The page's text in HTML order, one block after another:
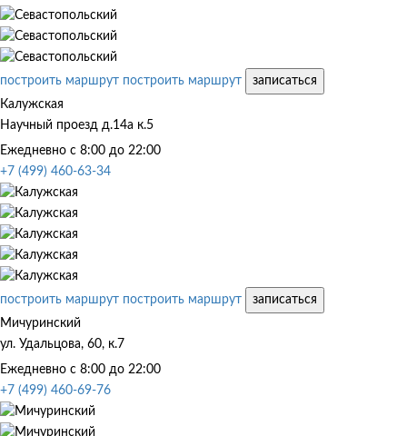
построить маршрут построить маршрут
записаться
Калужская
Научный проезд д.14а к.5
Ежедневно с 8:00 до 22:00
+7 (499) 460-63-34
построить маршрут построить маршрут
записаться
Мичуринский
ул. Удальцова, 60, к.7
Ежедневно с 8:00 до 22:00
+7 (499) 460-69-76